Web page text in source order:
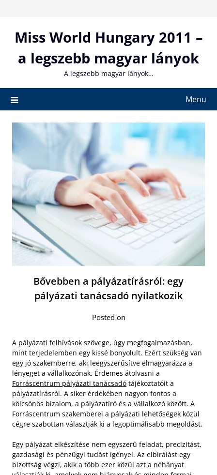
contentMiss World Hungary 2011 –
a legszebb magyar lányok
A legszebb magyar lányok…
Menu
Bővebben a pályázatírásról: egy
pályázati tanácsadó nyilatkozik
Posted on
A pályázati felhívások szövege, úgy megfogalmazásban,
mint terjedelemben egy kissé bonyolult. Ezért szükség van
egy jó szakemberre, aki leegyszerűsítve elmagyarázza a
lényeget a vállalkozónak. Érdemes átolvasni a
Forráscentrum pályázati tanácsadó tájékoztatóit a
pályázatírásról. A siker érdekében nagyon fontos a
kölcsönös bizalom, a pályázatíró és a vállalkozó között. A
Forráscentrum szakemberei a pályázati lehetőségek közül
cégre szabottan választják ki a legoptimálisabb megoldást.
Egy pályázat elkészítése nem egyszerű feladat, precizitást,
gazdasági és pénzügyi tudást igényel. Az elbírálást egy
bizottság végzi, akik a több ezer közül azt a néhányat